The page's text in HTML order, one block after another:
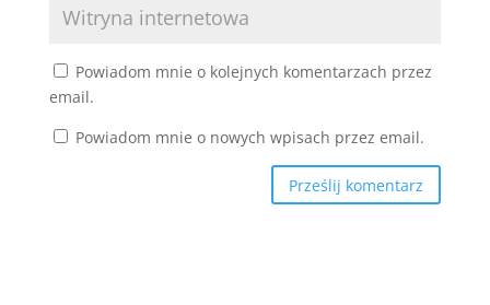
Powiadom mnie o kolejnych komentarzach przez
email.
Powiadom mnie o nowych wpisach przez email.